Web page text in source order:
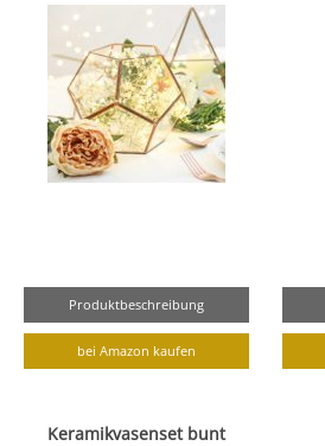
Produktbeschreibung
bei Amazon kaufen
Keramikvasenset bunt